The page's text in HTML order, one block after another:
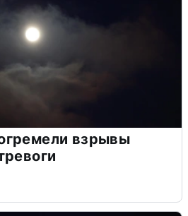
взрывы